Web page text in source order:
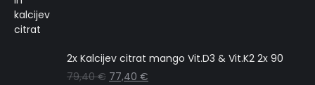
2x Kalcijev citrat mango Vit.D3 & Vit.K2 2x 90
79,40€ 77,40 €